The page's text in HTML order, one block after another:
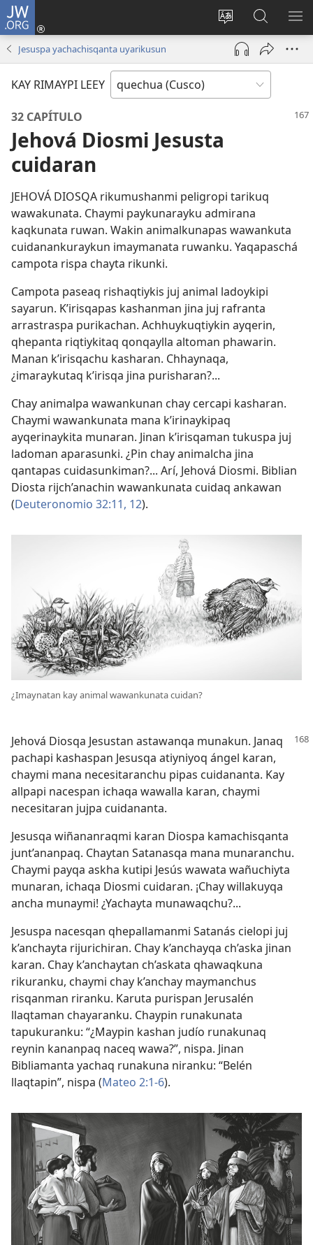
JW.ORG
Direccionpi
akllay
Sutiykiwan
jaykuy
(abre
nueva
JW.ORG
nisqapi
maskhay
Jesuspa yachachisqanta uyarikusun
KAY RIMAYPI LEEY
32 CAPÍTULO
Jehová Diosmi Jesusta
cuidaran
JEHOVÁ DIOSQA rikumushanmi peligropi tarikuq
wawakunata. Chaymi paykunarayku admirana
kaqkunata ruwan. Wakin animalkunapas wawankuta
cuidanankuraykun imaymanata ruwanku. Yaqapaschá
campota rispa chayta rikunki.
Campota paseaq rishaqtiykis juj animal ladoykipi
sayarun. K’irisqapas kashanman jina juj rafranta
arrastraspa purikachan. Achhuykuqtiykin ayqerin,
qhepanta riqtiykitaq qonqaylla altoman phawarin.
Manan k’irisqachu kasharan. Chhaynaqa,
¿imaraykutaq k’irisqa jina purisharan?...
Chay animalpa wawankunan chay cercapi kasharan.
Chaymi wawankunata mana k’irinaykipaq
ayqerinaykita munaran. Jinan k’irisqaman tukuspa juj
ladoman aparasunki. ¿Pin chay animalcha jina
qantapas cuidasunkiman?... Arí, Jehová Diosmi. Biblian
Diosta rijch’anachin wawankunata cuidaq ankawan
(Deuteronomio 32:11, 12).
¿Imaynatan kay animal wawankunata cuidan?
Jehová Diosqa Jesustan astawanqa munakun. Janaq
pachapi kashaspan Jesusqa atiyniyoq ángel karan,
chaymi mana necesitaranchu pipas cuidananta. Kay
allpapi nacespan ichaqa wawalla karan, chaymi
necesitaran jujpa cuidananta.
Jesusqa wiñananraqmi karan Diospa kamachisqanta
junt’ananpaq. Chaytan Satanasqa mana munaranchu.
Chaymi payqa askha kutipi Jesús wawata wañuchiyta
munaran, ichaqa Diosmi cuidaran. ¡Chay willakuyqa
ancha munaymi! ¿Yachayta munawaqchu?...
Jesuspa nacesqan qhepallamanmi Satanás cielopi juj
k’anchayta rijurichiran. Chay k’anchayqa ch’aska jinan
karan. Chay k’anchaytan ch’askata qhawaqkuna
rikuranku, chaymi chay k’anchay maymanchus
risqanman riranku. Karuta purispan Jerusalén
llaqtaman chayaranku. Chaypin runakunata
tapukuranku: “¿Maypin kashan judío runakunaq
reynin kananpaq naceq wawa?”, nispa. Jinan
Bibliamanta yachaq runakuna niranku: “Belén
llaqtapin”, nispa (Mateo 2:1-6).